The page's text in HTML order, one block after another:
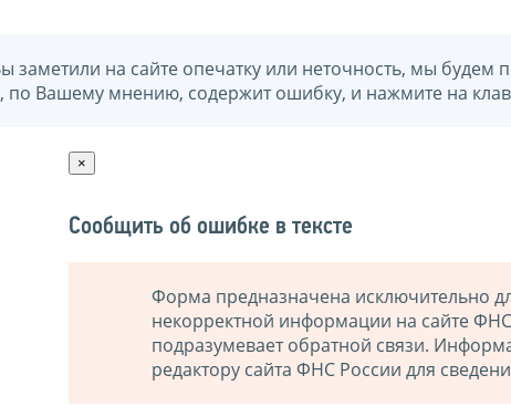
заметили на сайте опечатку или неточность, мы
по Вашему мнению, содержит ошибку, и нажмите на
×
Сообщить об ошибке в тексте
Форма предназначена исключительно
некорректной информации на сайте
подразумевает обратной связи.
редактору сайта ФНС России для